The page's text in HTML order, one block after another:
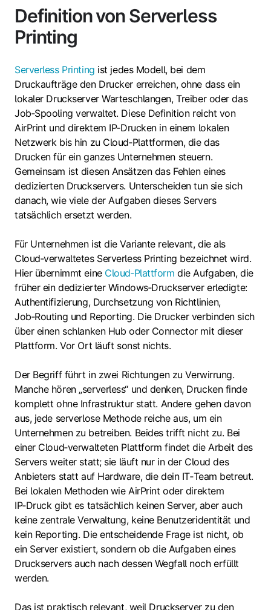
Definition von Serverless
Printing
Serverless Printing ist jedes Modell, bei dem
Druckaufträge den Drucker erreichen, ohne dass ein
lokaler Druckserver Warteschlangen, Treiber oder das
Job‑Spooling verwaltet. Diese Definition reicht von
AirPrint und direktem IP‑Drucken in einem lokalen
Netzwerk bis hin zu Cloud‑Plattformen, die das
Drucken für ein ganzes Unternehmen steuern.
Gemeinsam ist diesen Ansätzen das Fehlen eines
dedizierten Druckservers. Unterscheiden tun sie sich
danach, wie viele der Aufgaben dieses Servers
tatsächlich ersetzt werden.
Für Unternehmen ist die Variante relevant, die als
Cloud‑verwaltetes Serverless Printing bezeichnet wird.
Hier übernimmt eine Cloud‑Plattform die Aufgaben, die
früher ein dedizierter Windows‑Druckserver erledigte:
Authentifizierung, Durchsetzung von Richtlinien,
Job‑Routing und Reporting. Die Drucker verbinden sich
über einen schlanken Hub oder Connector mit dieser
Plattform. Vor Ort läuft sonst nichts.
Der Begriff führt in zwei Richtungen zu Verwirrung.
Manche hören „serverless“ und denken, Drucken finde
komplett ohne Infrastruktur statt. Andere gehen davon
aus, jede serverlose Methode reiche aus, um ein
Unternehmen zu betreiben. Beides trifft nicht zu. Bei
einer Cloud‑verwalteten Plattform findet die Arbeit des
Servers weiter statt; sie läuft nur in der Cloud des
Anbieters statt auf Hardware, die dein IT‑Team betreut.
Bei lokalen Methoden wie AirPrint oder direktem
IP‑Druck gibt es tatsächlich keinen Server, aber auch
keine zentrale Verwaltung, keine Benutzeridentität und
kein Reporting. Die entscheidende Frage ist nicht, ob
ein Server existiert, sondern ob die Aufgaben eines
Druckservers auch nach dessen Wegfall noch erfüllt
werden.
Das ist praktisch relevant, weil Druckserver zu den